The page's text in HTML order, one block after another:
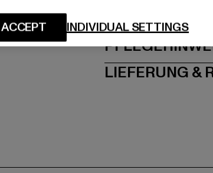
GRÖSSE
LIEFERUNG &
INDIVIDUAL SETTINGS
ACCEPT